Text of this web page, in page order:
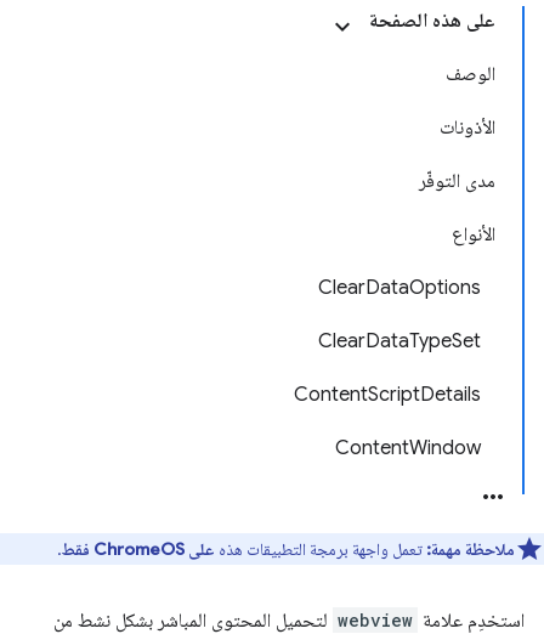
على هذه الصفحة
الوصف
الأذونات
مدى التوفّر
الأنواع
ClearDataOptions
ClearDataTypeSet
ContentScriptDetails
ContentWindow
ملاحظة مهمة: تعمل واجهة برمجة التطبيقات هذه على ChromeOS فقط .
استخدِم علامة webview لتحميل المحتوى المباشر بشكل نشط من